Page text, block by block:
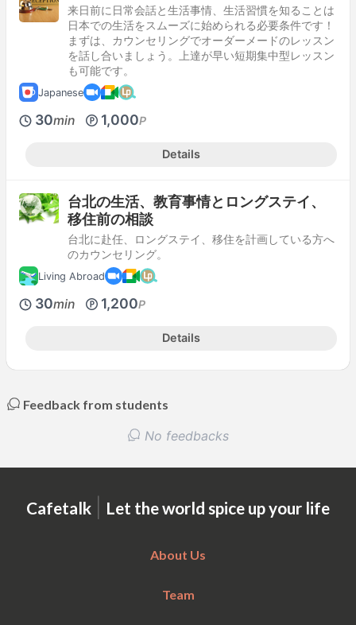
来日前に日常会話と生活事情、生活習慣を知ることは
日本での生活をスムーズに始められる必要条件です！
まずは、カウンセリングでオーダーメードのレッスン
を話し合いましょう。上達が早い短期集中型レッスン
も可能です。
Japanese
30min 1,000P
Details
台北の生活、教育事情とロングステイ、
移住前の相談
台北に赴任、ロングステイ、移住を計画している方へ
のカウンセリング。
Living Abroad
30min 1,200P
Details
Feedback from students
No feedbacks
Cafetalk | Let the world spice up your life
About Us
Team